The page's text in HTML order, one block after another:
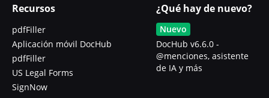
Recursos
pdfFiller
Aplicación móvil DocHub
pdfFiller
US Legal Forms
SignNow
¿Qué hay de nuevo?
Nuevo
DocHub v6.6.0 -
@menciones, asistente
de IA y más